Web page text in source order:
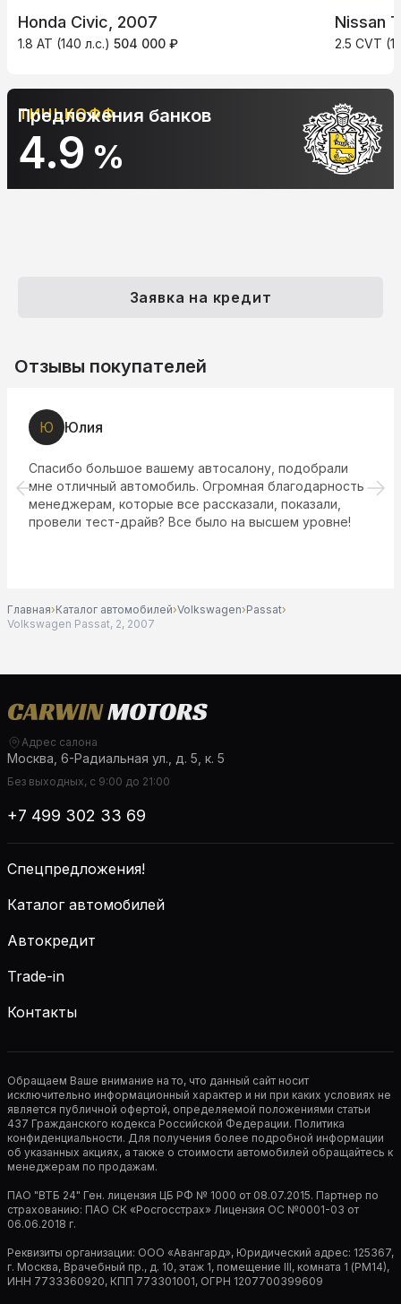
Honda Civic, 2007
1.8 AT (140 л.с.) 504 000 ₽
Nissan
2.5 CVT
ТИНЬКОФФ
4.9 %
Предложения банков
Заявка на кредит
Отзывы покупателей
Ю Юлия
Спасибо большое вашему автосалону, подобрали
мне отличный автомобиль. Огромная благодарность
менеджерам, которые все рассказали, показали,
провели тест-драйв? Все было на высшем уровне!
Главная›Каталог автомобилей›Volkswagen›Passat›
Volkswagen Passat, 2, 2007
Адрес салона
Москва, 6-Радиальная ул., д. 5, к. 5
Без выходных, с 9:00 до 21:00
+7 499 302 33 69
Спецпредложения!
Каталог автомобилей
Автокредит
Trade-in
Контакты
Обращаем Ваше внимание на то, что данный сайт носит
исключительно информационный характер и ни при каких условиях не
является публичной офертой, определяемой положениями статьи
437 Гражданского кодекса Российской Федерации. Политика
конфиденциальности. Для получения более подробной информации
об указанных акциях, а также о стоимости автомобилей обращайтесь к
менеджерам по продажам.
ПАО "ВТБ 24" Ген. лицензия ЦБ РФ № 1000 от 08.07.2015. Партнер по
страхованию: ПАО СК «Росгосстрах» Лицензия ОС №0001-03 от
06.06.2018 г.
Реквизиты организации: ООО «Авангард», Юридический адрес: 125367,
г. Москва, Врачебный пр., д. 10, этаж 1, помещение III, комната 1 (РМ14),
ИНН 7733360920, КПП 773301001, ОГРН 1207700399609